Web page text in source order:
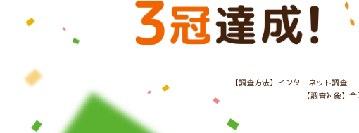
【調査方法】インターネット調
【調査対象】